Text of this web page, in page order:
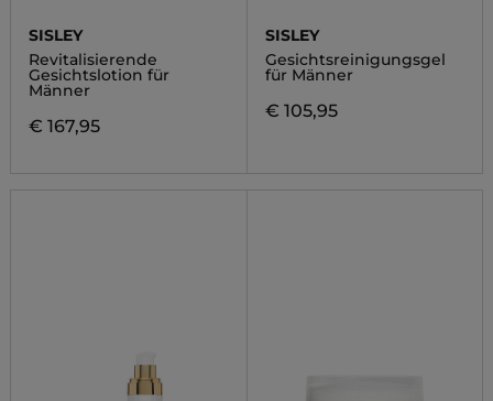
SISLEY
Revitalisierende
Gesichtslotion für
Männer
€ 167,95
SISLEY
Gesichtsreinigungsgel
für Männer
€ 105,95